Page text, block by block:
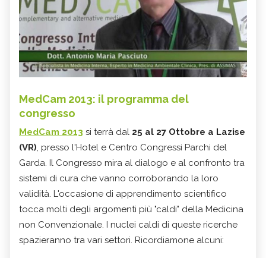
MedCam 2013: il programma del
congresso
MedCam 2013 si terrà dal 25 al 27 Ottobre a Lazise
(VR), presso l'Hotel e Centro Congressi Parchi del
Garda. Il Congresso mira al dialogo e al confronto tra
sistemi di cura che vanno corroborando la loro
validità. L'occasione di apprendimento scientifico
tocca molti degli argomenti più "caldi" della Medicina
non Convenzionale. I nuclei caldi di queste ricerche
spazieranno tra vari settori. Ricordiamone alcuni: